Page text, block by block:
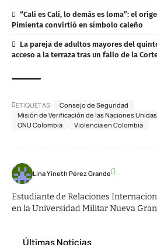
“Cali es Cali, lo demás es loma”: el
Pimienta convirtió en símbolo caleño
La pareja de adultos mayores del
acceso a la terraza tras un fallo de la
ETIQUETAS:
Consejo de Seguridad
Misión de Verificación de las Naciones
ONU Colombia
Violencia en Colombia
Lina Yineth Pérez Grande
Estudiante de Relaciones
en la Universidad Militar Nueva
Últimas Noticias